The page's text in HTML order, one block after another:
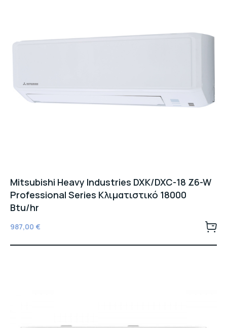
Mitsubishi Heavy Industries DXK/DXC-18 Z6-W
Professional Series Κλιματιστικό 18000
Btu/hr
987,00 €